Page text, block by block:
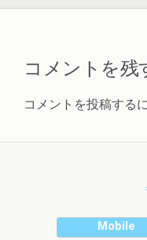
コメントを残
コメントを投稿する
Mobile